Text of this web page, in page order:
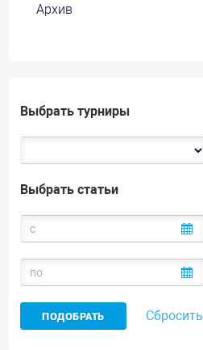
Архив
Выбрать турниры
Выбрать статьи
Сбросить